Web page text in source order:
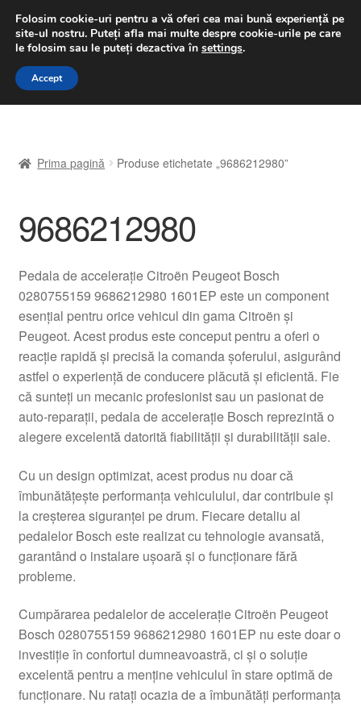
LIVRARE de la 33 lei
luni-vineri 9 a.m. - 4 p.m.031 229 6816
Sari
Sari
A lua legatura
Contul meu
Despre noi
Finalizare comandă
Livrare
Livrare în toată lumea
Plângere
Plățile
Politică de confidențialitate
Termeni si conditii
Prima pagină Produse etichetate „9686212980”
9686212980
Pedala de accelerație Citroën Peugeot Bosch
0280755159 9686212980 1601EP este un component
esențial pentru orice vehicul din gama Citroën și
Peugeot. Acest produs este conceput pentru a oferi o
reacție rapidă și precisă la comanda șoferului, asigurând
astfel o experiență de conducere plăcută și eficientă. Fie
că sunteți un mecanic profesionist sau un pasionat de
auto-reparații, pedala de accelerație Bosch reprezintă o
alegere excelentă datorită fiabilității și durabilității sale.
Cu un design optimizat, acest produs nu doar că
îmbunătățește performanța vehiculului, dar contribuie și
la creșterea siguranței pe drum. Fiecare detaliu al
pedalelor Bosch este realizat cu tehnologie avansată,
garantând o instalare ușoară și o funcționare fără
probleme.
Cumpărarea pedalelor de accelerație Citroën Peugeot
Bosch 0280755159 9686212980 1601EP nu este doar o
investiție în confortul dumneavoastră, ci și o soluție
excelentă pentru a menține vehiculul în stare optimă de
funcționare. Nu ratați ocazia de a îmbunătăți performanța
Folosim cookie-uri pentru a vă oferi cea mai bună experiență pe
site-ul nostru. Puteți afla mai multe despre cookie-urile pe care
le folosim sau le puteți dezactiva în settings.
Accept